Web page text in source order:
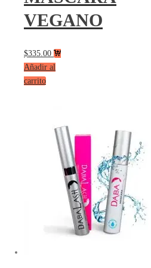
VEGANO
$335.00
Añadir al
carrito